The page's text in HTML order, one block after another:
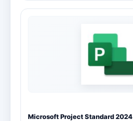
Microsoft Project Standard 2024